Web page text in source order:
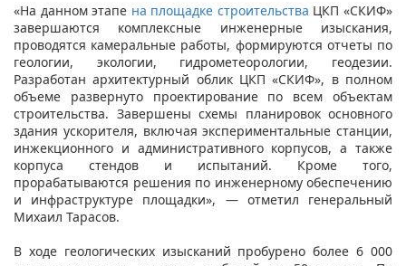
«На данном этапе на площадке строительства ЦКП «СКИФ»
завершаются комплексные инженерные изыскания,
проводятся камеральные работы, формируются отчеты по
геологии, экологии, гидрометеорологии, геодезии.
Разработан архитектурный облик ЦКП «СКИФ», в полном
объеме развернуто проектирование по всем объектам
строительства. Завершены схемы планировок основного
здания ускорителя, включая экспериментальные станции,
инжекционного и административного корпусов, а также
корпуса стендов и испытаний. Кроме того,
прорабатываются решения по инженерному обеспечению
и инфраструктуре площадки», — отметил генеральный
Михаил Тарасов.
В ходе геологических изысканий пробурено более 6 000